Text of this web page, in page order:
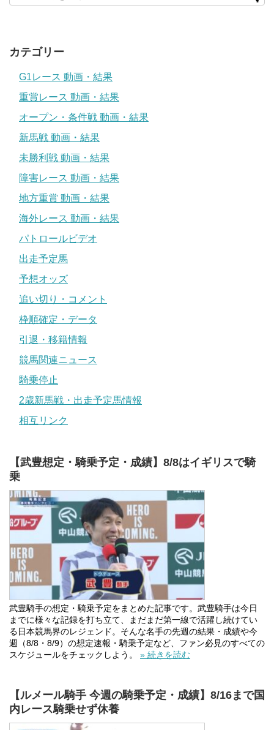
カテゴリー
G1レース 動画・結果
重賞レース 動画・結果
オープン・条件戦 動画・結果
新馬戦 動画・結果
未勝利戦 動画・結果
障害レース 動画・結果
地方重賞 動画・結果
海外レース 動画・結果
パトロールビデオ
出走予定馬
予想オッズ
追い切り・コメント
枠順確定・データ
引退・移籍情報
競馬関連ニュース
騎乗停止
2歳新馬戦・出走予定馬情報
相互リンク
【武豊想定・騎乗予定・成績】8/8はイギリスで騎
乗
武豊騎手の想定・騎乗予定をまとめた記事です。武豊騎手は今日
までに様々な記録を打ち立て、まだまだ第一線で活躍し続けてい
る日本競馬界のレジェンド。そんな名手の先週の結果・成績や今
週（8/8・8/9）の想定速報・騎乗予定など、ファン必見のすべての
スケジュールをチェックしよう。 » 続きを読む
【ルメール騎手 今週の騎乗予定・成績】8/16まで国
内レース騎乗せず休養